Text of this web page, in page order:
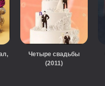
Четыре свадьбы
(2011)